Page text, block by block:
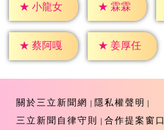
★ 小龍女 ★ 霖霖
★ 蔡阿嘎 ★ 姜厚任
關於三立新聞網
隱私權聲明
三立新聞自律守則
合作提案窗口